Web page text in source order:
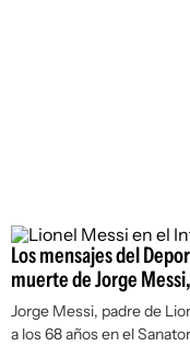
Los mensajes del
muerte de Jorge
Jorge Messi, padre de
a los 68 años en el